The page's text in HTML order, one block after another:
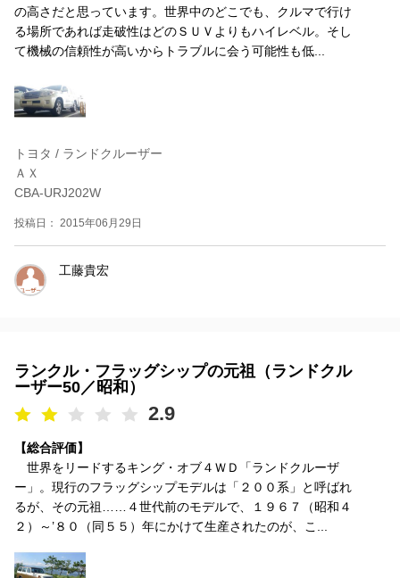
の高さだと思っています。世界中のどこでも、クルマで行け
る場所であれば走破性はどのＳＵＶよりもハイレベル。そし
て機械の信頼性が高いからトラブルに会う可能性も低...
トヨタ / ランドクルーザー
ＡＸ
CBA-URJ202W
投稿日： 2015年06月29日
工藤貴宏
ランクル・フラッグシップの元祖（ランドクル
ーザー50／昭和）
2.9
【総合評価】
世界をリードするキング・オブ４ＷＤ「ランドクルーザ
ー」。現行のフラッグシップモデルは「２００系」と呼ばれ
るが、その元祖……４世代前のモデルで、１９６７（昭和４
２）～’８０（同５５）年にかけて生産されたのが、こ...